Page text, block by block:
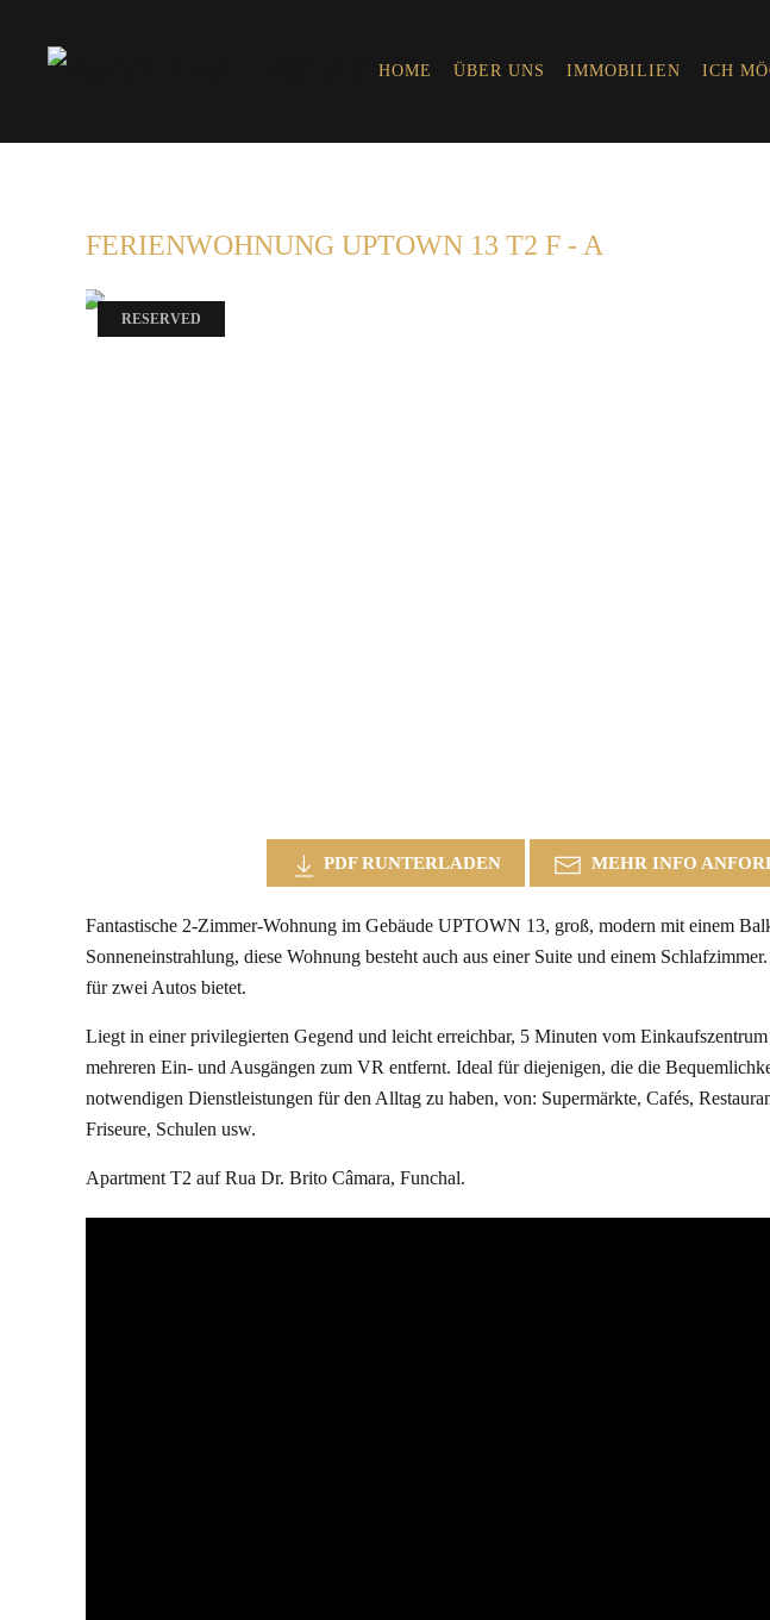
HOME ÜBER UNS IMMOBILIEN ICH
FERIENWOHNUNG UPTOWN 13 T2 F - A
RESERVED
PDF RUNTERLADEN MEHR INFO
Fantastische 2-Zimmer-Wohnung im Gebäude UPTOWN 13, groß, modern mit einem
Sonneneinstrahlung, diese Wohnung besteht auch aus einer Suite und einem
für zwei Autos bietet.
Liegt in einer privilegierten Gegend und leicht erreichbar, 5 Minuten vom
mehreren Ein- und Ausgängen zum VR entfernt. Ideal für diejenigen, die die
notwendigen Dienstleistungen für den Alltag zu haben, von: Supermärkte, Cafés,
Friseure, Schulen usw.
Apartment T2 auf Rua Dr. Brito Câmara, Funchal.